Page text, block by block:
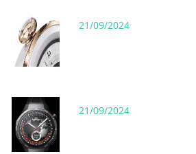
21/09/2024
21/09/2024